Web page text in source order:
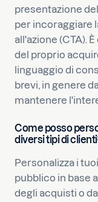
presentazione
per incoraggiare
all'azione (CTA).
del proprio
linguaggio di
brevi, in genere
mantenere
Come posso
diversi tipi di
Personalizza i
pubblico in base
degli acquisti o